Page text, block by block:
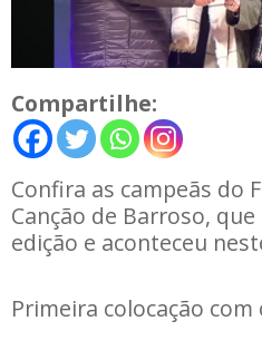
Compartilhe:
Confira as campeãs do
Canção de Barroso, que
edição e aconteceu
Primeira colocação